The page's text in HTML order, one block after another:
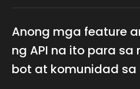
bot community sa
ng seamless cryptocurrency
ang mga pagbili at rewards,
na interface.
Anong mga feature
ng API na ito para sa
bot at komunidad sa